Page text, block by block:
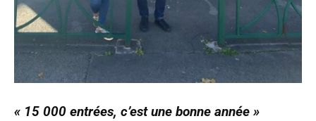
« 15 000 entrées, c’est une bonne année »